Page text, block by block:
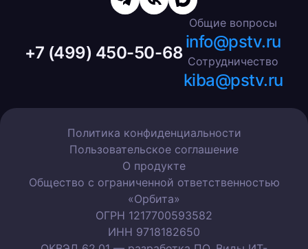
+7 (499) 450-50-68
Общие вопросы
info@pstv.ru
Сотрудничество
kiba@pstv.ru
Общество с ограниченной ответственностью
«Орбита»
ОГРН 1217700593582
ИНН 9718182650
О продукте
Пользовательское соглашение
Политика конфиденциальности